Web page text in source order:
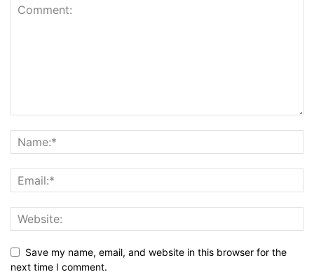
Save my name, email, and website in this browser for the
next time I comment.